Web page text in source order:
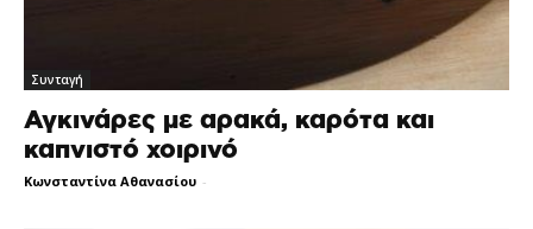
Συνταγή
Αγκινάρες με αρακά, καρότα και
καπνιστό χοιρινό
Κωνσταντίνα Αθανασίου -